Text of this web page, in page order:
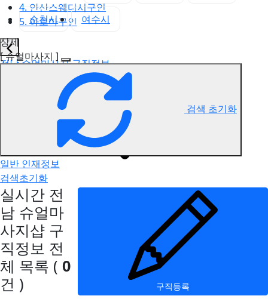
4. 안산스웨디시구인
5. 아로마구인
전남 슈얼마사지 구직정보
순천시
여수시
상세
[ 슈얼마사지 ]
검색 초기화
일반 인재정보
검색초기화
실시간 전
남 슈얼마
사지샵 구
직정보 전
체 목록 ( 0
건 )
구직등록